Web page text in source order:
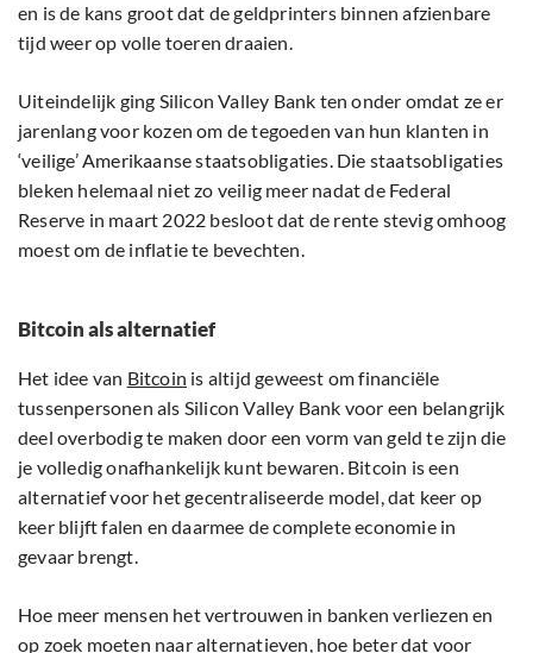
en is de kans groot dat de geldprinters binnen afzienbare
tijd weer op volle toeren draaien.
Uiteindelijk ging Silicon Valley Bank ten onder omdat ze er
jarenlang voor kozen om de tegoeden van hun klanten in
‘veilige’ Amerikaanse staatsobligaties. Die staatsobligaties
bleken helemaal niet zo veilig meer nadat de Federal
Reserve in maart 2022 besloot dat de rente stevig omhoog
moest om de inflatie te bevechten.
Bitcoin als alternatief
Het idee van Bitcoin is altijd geweest om financiële
tussenpersonen als Silicon Valley Bank voor een belangrijk
deel overbodig te maken door een vorm van geld te zijn die
je volledig onafhankelijk kunt bewaren. Bitcoin is een
alternatief voor het gecentraliseerde model, dat keer op
keer blijft falen en daarmee de complete economie in
gevaar brengt.
Hoe meer mensen het vertrouwen in banken verliezen en
op zoek moeten naar alternatieven, hoe beter dat voor